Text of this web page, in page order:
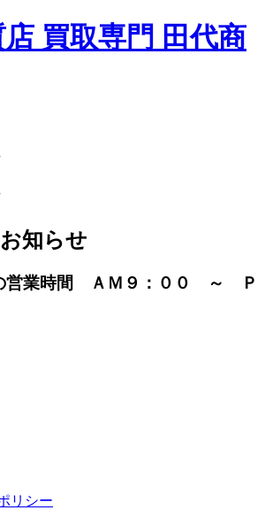
営業時間 ＡＭ９：００ ～ Ｐ
リシー